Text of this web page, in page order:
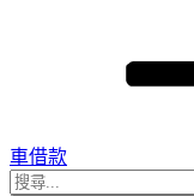
車借款
搜